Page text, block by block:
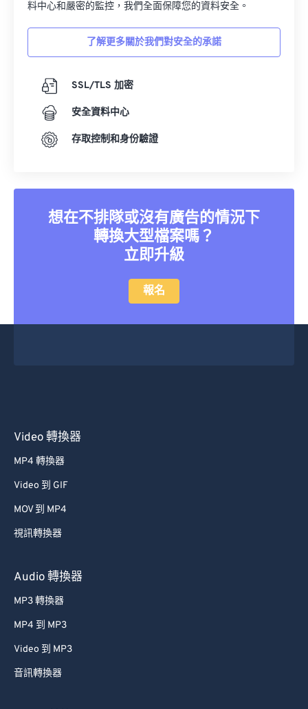
料中心和嚴密的監控，我們全面保障您的資料安全。
了解更多關於我們對安全的承諾
SSL/TLS 加密
安全資料中心
存取控制和身份驗證
想在不排隊或沒有廣告的情況下
轉換大型檔案嗎？
立即升級
報名
Video 轉換器
MP4 轉換器
Video 到 GIF
MOV 到 MP4
視訊轉換器
Audio 轉換器
MP3 轉換器
MP4 到 MP3
Video 到 MP3
音訊轉換器